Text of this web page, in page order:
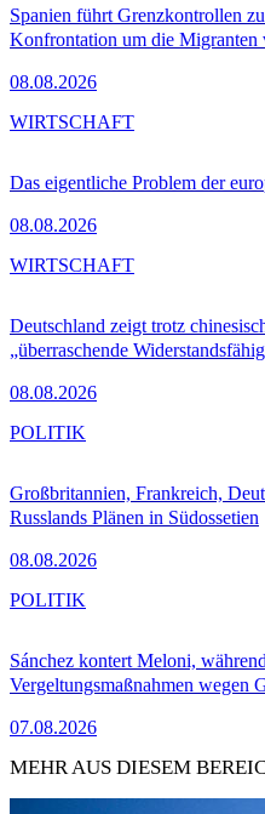
Spanien führt Grenzkontrollen
Konfrontation um die Migranten
08.08.2026
Das eigentliche Problem der
08.08.2026
WIRTSCHAFT
Deutschland zeigt trotz
„überraschende
08.08.2026
WIRTSCHAFT
Großbritannien, Frankreich,
Russlands Plänen in Südossetien
08.08.2026
POLITIK
Sánchez kontert Meloni,
Vergeltungsmaßnahmen wegen
07.08.2026
POLITIK
MEHR AUS DIESEM